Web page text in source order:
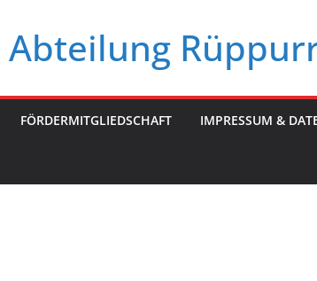
FÖRDERMITGLIEDSCHAFT IMPRESSUM &